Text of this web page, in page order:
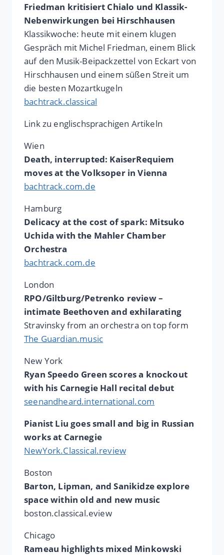
Friedman kritisiert Chialo und Klassik-
Nebenwirkungen bei Hirschhausen
Klassikwoche: heute mit einem klugen
Gespräch mit Michel Friedman, einem Blick
auf den Musik-Beipackzettel von Eckart von
Hirschhausen und einem süßen Streit um
die besten Mozartkugeln
bachtrack.classical
Link zu englischsprachigen Artikeln
Wien
Death, interrupted: KaiserRequiem
moves at the Volksoper in Vienna
bachtrack.com.de
Hamburg
Delicacy at the cost of spark: Mitsuko
Uchida with the Mahler Chamber
Orchestra
bachtrack.com.de
London
RPO/Giltburg/Petrenko review –
intimate Beethoven and exhilarating
Stravinsky from an orchestra on top form
The Guardian.music
New York
Ryan Speedo Green scores a knockout
with his Carnegie Hall recital debut
seenandheard.international.com
Pianist Liu goes small and big in Russian
works at Carnegie
NewYork.Classical.review
Boston
Barton, Lipman, and Sanikidze explore
space within old and new music
boston.classical.eview
Chicago
Rameau highlights mixed Minkowski